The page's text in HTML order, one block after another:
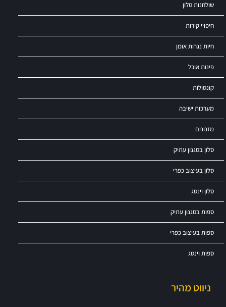
שולחנות סלון
חיפויי קירות
חיות נגרות אומן
פינות אוכל
קונסולות
מערכות ישיבה
מזנונים
סלון בסגנון עתיק
סלון בעיצוב כפרי
סלון וינטג
ספות בסגנון עתיק
ספות בעיצוב כפרי
ספות וינטג
ניווט מהיר